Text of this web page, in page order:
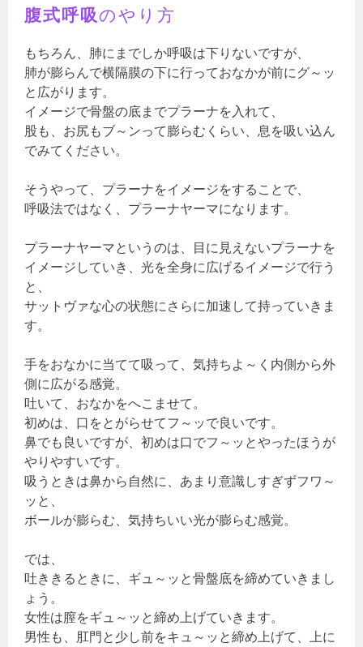
腹式呼吸のやり方
もちろん、肺にまでしか呼吸は下りないですが、
肺が膨らんで横隔膜の下に行っておなかが前にグ～ッ
と広がります。
イメージで骨盤の底までプラーナを入れて、
股も、お尻もブ～ンって膨らむくらい、息を吸い込ん
でみてください。
そうやって、プラーナをイメージをすることで、
呼吸法ではなく、プラーナヤーマになります。
プラーナヤーマというのは、目に見えないプラーナを
イメージしていき、光を全身に広げるイメージで行う
と、
サットヴァな心の状態にさらに加速して持っていきま
す。
手をおなかに当てて吸って、気持ちよ～く内側から外
側に広がる感覚。
吐いて、おなかをへこませて。
初めは、口をとがらせてフ～ッで良いです。
鼻でも良いですが、初めは口でフ～ッとやったほうが
やりやすいです。
吸うときは鼻から自然に、あまり意識しすぎずフワ～
ッと、
ボールが膨らむ、気持ちいい光が膨らむ感覚。
では、
吐ききるときに、ギュ～ッと骨盤底を締めていきまし
ょう。
女性は膣をギュ～ッと締め上げていきます。
男性も、肛門と少し前をキュ～ッと締め上げて、上に